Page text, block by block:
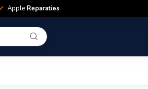
Apple Reparaties